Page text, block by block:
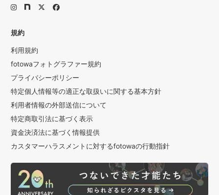
感に繋がると思っております。
--------------------------
うございます。
お客様にとってもその日しかない彩りある瞬間をお贈りでき
ますように。
ひとつヒトツのご縁を大切に。
キクチカズマ
規約
利用規約
fotowaフォトグラファー規約
プライバシーポリシー
特定個人情報等の適正な取扱いに関する基本方針
利用者情報の外部送信について
特定商取引法に基づく表示
資金決済法に基づく情報提供
カスタマーハラスメントに対するfotowaの行動指針